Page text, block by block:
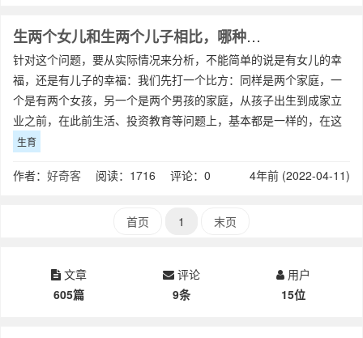
生两个女儿和生两个儿子相比，哪种会更幸福？
针对这个问题，要从实际情况来分析，不能简单的说是有女儿的幸
福，还是有儿子的幸福：我们先打一个比方：同样是两个家庭，一
个是有两个女孩，另一个是两个男孩的家庭，从孩子出生到成家立
业之前，在此前生活、投资教育等问题上，基本都是一样的，在这
方面看不出来是有男孩的父母幸福，还是有
生育
作者： 好奇客 阅读：1716 评论：0 4年前 (2022-04-11)
首页 1 末页
文章
605篇
评论
9条
用户
15位